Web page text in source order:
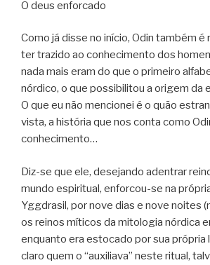
O deus enforcado
Como já disse no início, Odin também
ter trazido ao conhecimento dos
nada mais eram do que o primeiro
nórdico, o que possibilitou a origem da
O que eu não mencionei é o quão
vista, a história que nos conta como
conhecimento…
Diz-se que ele, desejando adentrar
mundo espiritual, enforcou-se na
Yggdrasil, por nove dias e nove noites
os reinos míticos da mitologia nórdica
enquanto era estocado por sua própria
claro quem o “auxiliava” neste ritual,